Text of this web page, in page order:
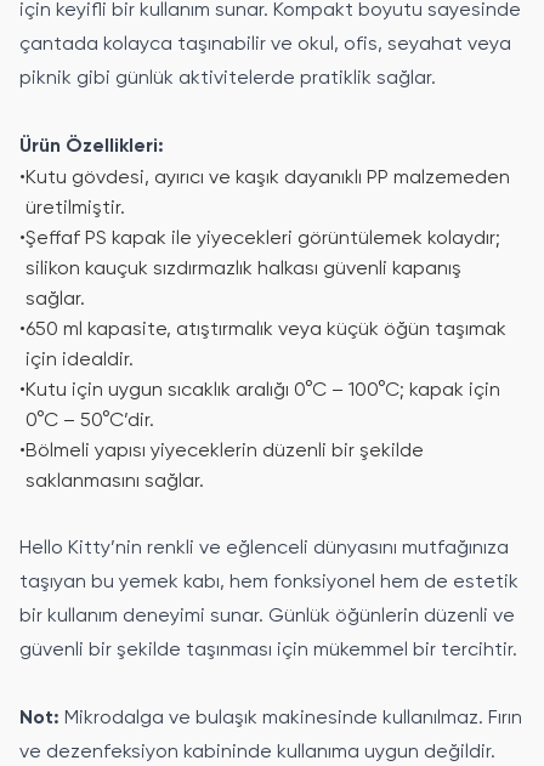
için keyifli bir kullanım sunar. Kompakt boyutu sayesinde
çantada kolayca taşınabilir ve okul, ofis, seyahat veya
piknik gibi günlük aktivitelerde pratiklik sağlar.
Ürün Özellikleri:
•Kutu gövdesi, ayırıcı ve kaşık dayanıklı PP malzemeden
üretilmiştir.
•Şeffaf PS kapak ile yiyecekleri görüntülemek kolaydır;
silikon kauçuk sızdırmazlık halkası güvenli kapanış
sağlar.
•650 ml kapasite, atıştırmalık veya küçük öğün taşımak
için idealdir.
•Kutu için uygun sıcaklık aralığı 0°C – 100°C; kapak için
0°C – 50°C’dir.
•Bölmeli yapısı yiyeceklerin düzenli bir şekilde
saklanmasını sağlar.
Hello Kitty’nin renkli ve eğlenceli dünyasını mutfağınıza
taşıyan bu yemek kabı, hem fonksiyonel hem de estetik
bir kullanım deneyimi sunar. Günlük öğünlerin düzenli ve
güvenli bir şekilde taşınması için mükemmel bir tercihtir.
Not: Mikrodalga ve bulaşık makinesinde kullanılmaz. Fırın
ve dezenfeksiyon kabininde kullanıma uygun değildir.